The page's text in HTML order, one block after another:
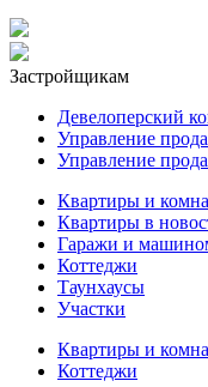
Застройщикам
Девелоперский
Управление
Управление
Квартиры и
Квартиры в
Гаражи и
Коттеджи
Таунхаусы
Участки
Квартиры и
Коттеджи